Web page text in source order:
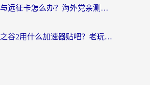
美国玩剑与远征卡怎么办？海外党亲测有效的国服游戏加速指南
海外玩龙之谷2用什么加速器贴吧？老玩家实测推荐，附新加坡猎魂觉醒国外剑与远征加速攻略